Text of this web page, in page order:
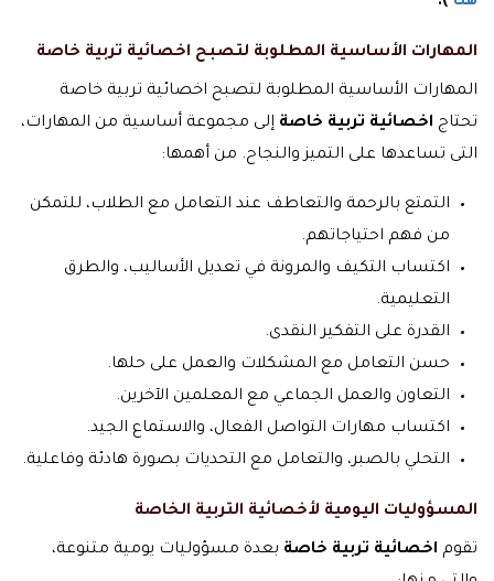
المهارات الأساسية المطلوبة لتصبح اخصائية تربية خاصة
المهارات الأساسية المطلوبة لتصبح اخصائية تربية خاصة
تحتاج اخصائية تربية خاصة إلى مجموعة أساسية من المهارات،
التى تساعدها على التميز والنجاح. من أهمها:
التمتع بالرحمة والتعاطف عند التعامل مع الطلاب، للتمكن
من فهم احتياجاتهم.
اكتساب التكيف والمرونة في تعديل الأساليب، والطرق
التعليمية.
القدرة على التفكير النقدى.
حسن التعامل مع المشكلات والعمل على حلها.
التعاون والعمل الجماعي مع المعلمين الآخرين.
اكتساب مهارات التواصل الفعال، والاستماع الجيد.
التحلي بالصبر، والتعامل مع التحديات بصورة هادئة وفاعلية.
المسؤوليات اليومية لأخصائية التربية الخاصة
تقوم اخصائية تربية خاصة بعدة مسؤوليات يومية متنوعة،